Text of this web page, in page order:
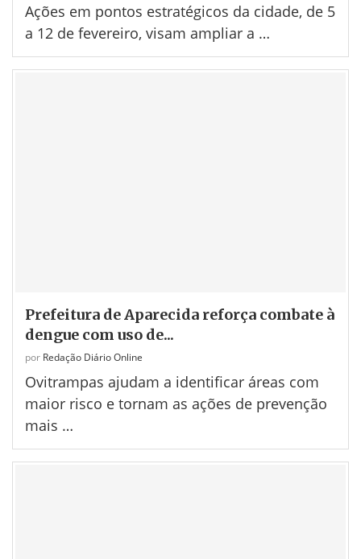
Ações em pontos estratégicos da cidade, de 5
a 12 de fevereiro, visam ampliar a …
Prefeitura de Aparecida reforça combate à
dengue com uso de...
por Redação Diário Online
Ovitrampas ajudam a identificar áreas com
maior risco e tornam as ações de prevenção
mais …